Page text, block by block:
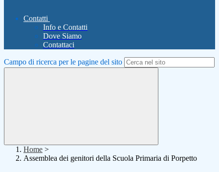
Contatti
Info e Contatti
Dove Siamo
Contattaci
Campo di ricerca per le pagine del sito
Home >
Assemblea dei genitori della Scuola Primaria di Porpetto